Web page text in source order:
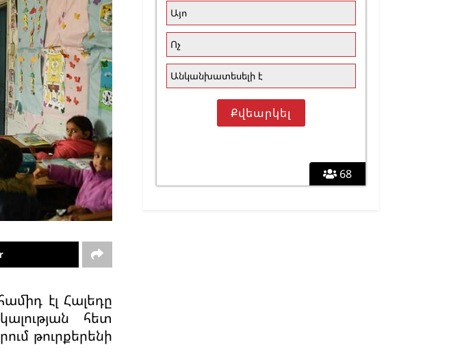
էլ Հալեդը
հետ
թուրքերենի
68
Այո
Ոչ
Անկանխատեսելի է